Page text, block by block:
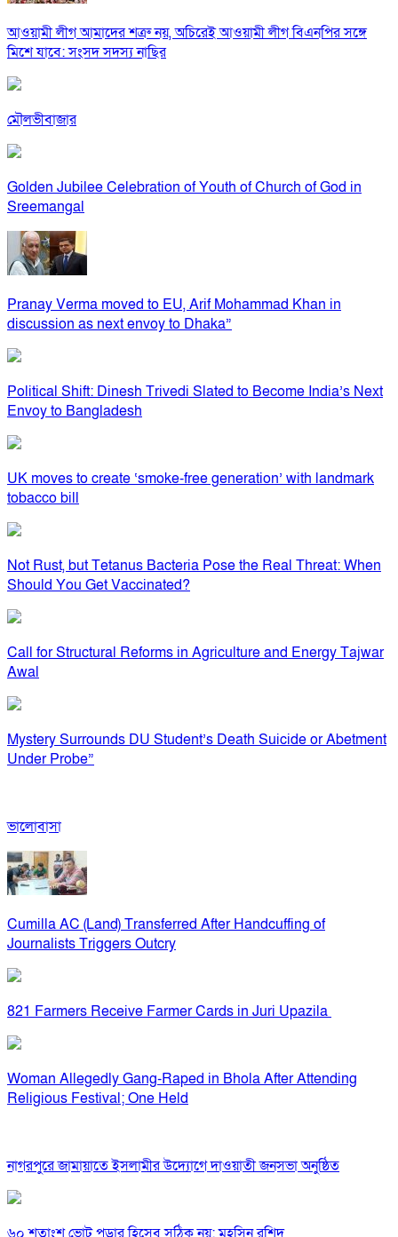
আওয়ামী লীগ আমাদের শত্রু নয়, অচিরেই আওয়ামী লীগ বিএনপির সঙ্গে
মিশে যাবে: সংসদ সদস্য নাছির
মৌলভীবাজার
Golden Jubilee Celebration of Youth of Church of God in
Sreemangal
Pranay Verma moved to EU, Arif Mohammad Khan in
discussion as next envoy to Dhaka”
Political Shift: Dinesh Trivedi Slated to Become India’s Next
Envoy to Bangladesh
UK moves to create ‘smoke-free generation’ with landmark
tobacco bill
Not Rust, but Tetanus Bacteria Pose the Real Threat: When
Should You Get Vaccinated?
Call for Structural Reforms in Agriculture and Energy Tajwar
Awal
Mystery Surrounds DU Student’s Death Suicide or Abetment
Under Probe”
ভালোবাসা
Cumilla AC (Land) Transferred After Handcuffing of
Journalists Triggers Outcry
821 Farmers Receive Farmer Cards in Juri Upazila
Woman Allegedly Gang-Raped in Bhola After Attending
Religious Festival; One Held
নাগরপুরে জামায়াতে ইসলামীর উদ্যোগে দাওয়াতী জনসভা অনুষ্ঠিত